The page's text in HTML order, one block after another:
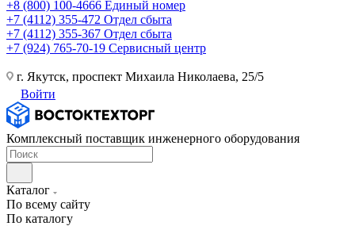
+8 (800) 100-4666 Единый номер
+7 (4112) 355-472 Отдел сбыта
+7 (4112) 355-367 Отдел сбыта
+7 (924) 765-70-19 Сервисный центр
г. Якутск, проспект Михаила Николаева, 25/5
Войти
Комплексный поставщик инженерного оборудования
Каталог
По всему сайту
По каталогу